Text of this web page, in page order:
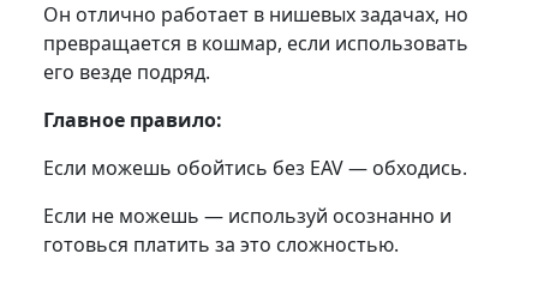
Он отлично работает в нишевых задачах, но
превращается в кошмар, если использовать
его везде подряд.
Главное правило:
Если можешь обойтись без EAV — обходись.
Если не можешь — используй осознанно и
готовься платить за это сложностью.